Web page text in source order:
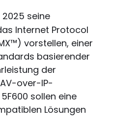
2025 seine
Internet Protocol
vorstellen, einer
basierender
der
over-IP-
sollen eine
Lösungen